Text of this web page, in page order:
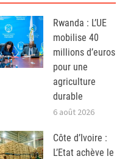
Rwanda : L’UE
mobilise 40
millions d’euros
pour une
agriculture
durable
6 août 2026
Côte d’Ivoire :
L’Etat achève le